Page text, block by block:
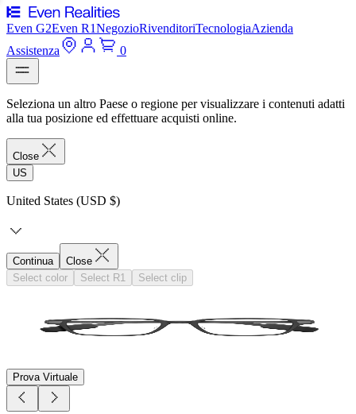
Even G2Even R1NegozioRivenditoriTecnologiaAzienda
Assistenza
0
Seleziona un altro Paese o regione per visualizzare i contenuti adatti
alla tua posizione ed effettuare acquisti online.
Close
US
United States (USD $)
Continua
Close
Select color
Select R1 Select clip
Prova Virtuale